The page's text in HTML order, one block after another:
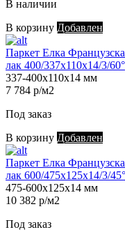
В наличии
В корзину Добавлен
Паркет Елка
лак 400/337х110х14/3/60°
337-400х110х14 мм
7 784 р/м2
Под заказ
В корзину Добавлен
Паркет Елка
лак 600/475х125х14/3/45°
475-600х125х14 мм
10 382 р/м2
Под заказ